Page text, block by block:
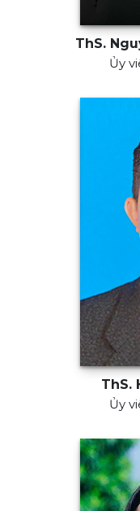
ThS.
Ủy
ThS.
Ủy